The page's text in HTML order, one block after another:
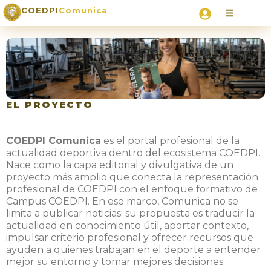
COEDPIComunica
EL PROYECTO
COEDPI Comunica es el portal profesional de la
actualidad deportiva dentro del ecosistema COEDPI.
Nace como la capa editorial y divulgativa de un
proyecto más amplio que conecta la representación
profesional de COEDPI con el enfoque formativo de
Campus COEDPI. En ese marco, Comunica no se
limita a publicar noticias: su propuesta es traducir la
actualidad en conocimiento útil, aportar contexto,
impulsar criterio profesional y ofrecer recursos que
ayuden a quienes trabajan en el deporte a entender
mejor su entorno y tomar mejores decisiones.